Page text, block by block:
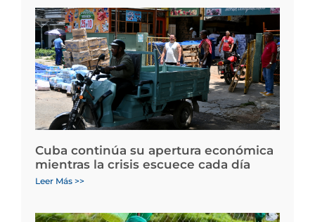
Cuba continúa su apertura económica
mientras la crisis escuece cada día
Leer Más >>